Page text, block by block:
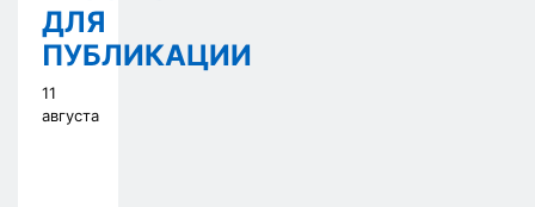
ДЛЯ
ПУБЛИКАЦИИ
11
августа